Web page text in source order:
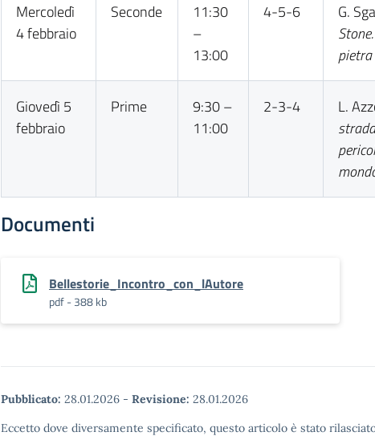
Mercoledì
4 febbraio
Seconde
11:30
–
13:00
4-5-6 G.
pietra
Giovedì 5
febbraio
Prime
9:30 –
11:00
2-3-4 L.
Documenti
Bellestorie_Incontro_con_lAutore
pdf - 388 kb
Pubblicato: 28.01.2026 - Revisione: 28.01.2026
Eccetto dove diversamente specificato, questo articolo è stato